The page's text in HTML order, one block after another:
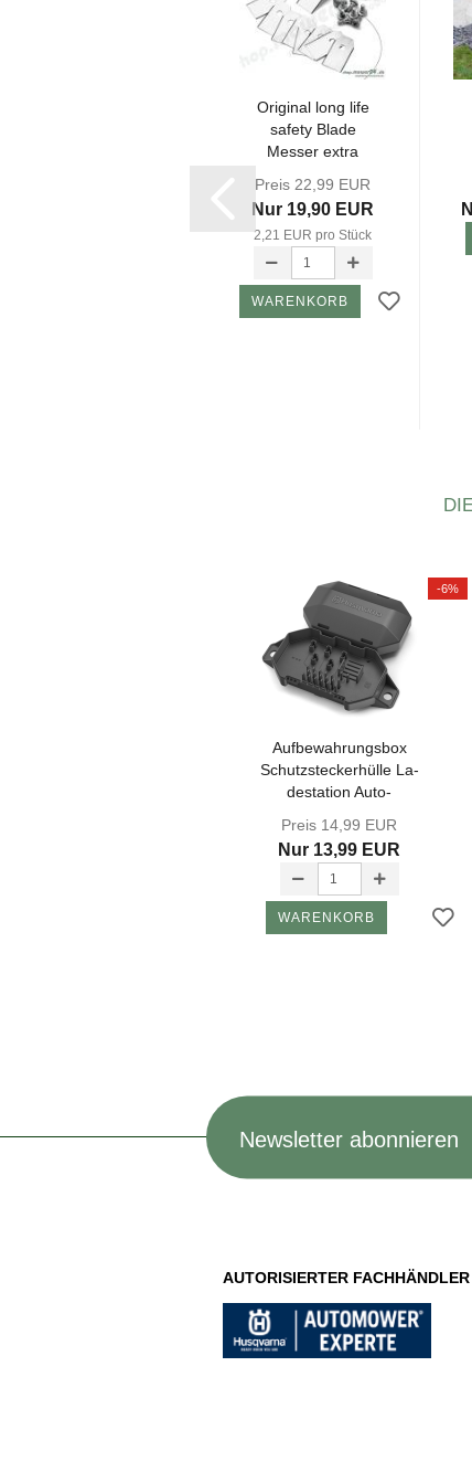
Ori­gi­nal long life
safe­ty Blade
Mes­ser extra
Preis 22,99 EUR
Nur 19,90 EUR
2,21 EUR pro Stück
WARENKORB
-6%
Auf­be­wah­rungs­box
Schutz­ste­cker­hül­le La­
de­sta­ti­on Au­to­
Preis 14,99 EUR
Nur 13,99 EUR
WARENKORB
Newsletter abonnieren
AUTORISIERTER FACHHÄNDLER